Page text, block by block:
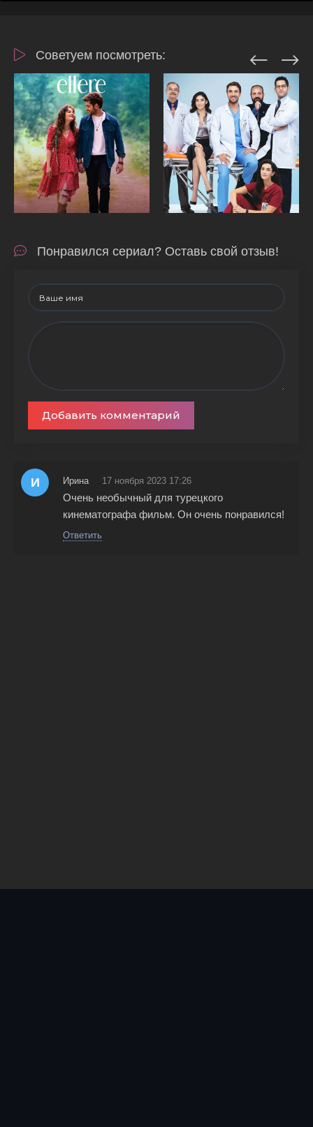
Советуем посмотреть:
Понравился сериал? Оставь свой отзыв!
Добавить комментарий
И Ирина 17 ноября 2023 17:26
Очень необычный для турецкого
кинематографа фильм. Он очень понравился!
Ответить